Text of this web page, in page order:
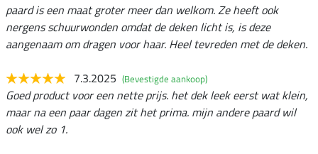
paard is een maat groter meer dan welkom. Ze heeft ook
nergens schuurwonden omdat de deken licht is, is deze
aangenaam om dragen voor haar. Heel tevreden met de deken.
7.3.2025 (Bevestigde aankoop)
Goed product voor een nette prijs. het dek leek eerst wat klein,
maar na een paar dagen zit het prima. mijn andere paard wil
ook wel zo 1.